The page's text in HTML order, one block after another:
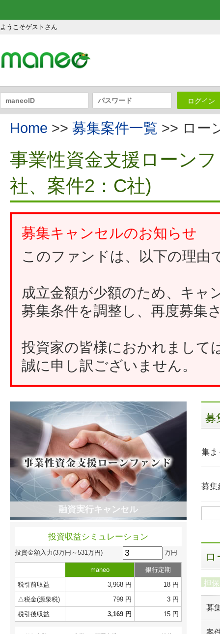
ようこそゲストさん
ログイン
Home >> 募集案件一覧 >> ロー
事業性資金支援ローン
社、案件2：C社)
募集キャンセルのお知らせ
このファンドは、以下の理由
成立金額が少額のため、キャ
募集条件を調整し、再度募集
投資家の皆様におかれまして
誠に申し訳ございません。
融資実行キャンセル
投資収益シミュレーション
投資金額入力(3万円～531万円) 万円
maneo
銀行定期
税引前収益
3,968 円
18 円
△税金(源泉税)
799 円
3 円
税引後収益
3,169 円 15 円
募
集ま
募集
担
募
案